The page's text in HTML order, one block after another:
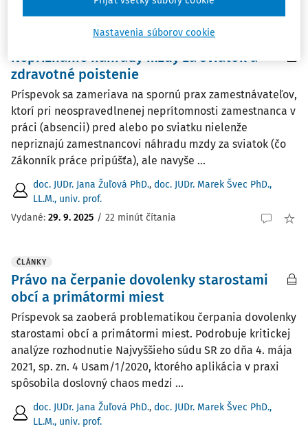
Nepriznanie náhrady mzdy za sviatok a
zdravotné poistenie
Príspevok sa zameriava na spornú prax zamestnávateľov,
ktorí pri neospravedlnenej neprítomnosti zamestnanca v
práci (absencii) pred alebo po sviatku nielenže
nepriznajú zamestnancovi náhradu mzdy za sviatok (čo
Zákonník práce pripúšťa), ale navyše ...
doc. JUDr. Jana Žuľová PhD., doc. JUDr. Marek Švec PhD.,
LL.M., univ. prof.
Vydané: 29. 9. 2025 / 22 minút čítania
ČLÁNKY
Právo na čerpanie dovolenky starostami
obcí a primátormi miest
Príspevok sa zaoberá problematikou čerpania dovolenky
starostami obcí a primátormi miest. Podrobuje kritickej
analýze rozhodnutie Najvyššieho súdu SR zo dňa 4. mája
2021, sp. zn. 4 Usam/1/2020, ktorého aplikácia v praxi
spôsobila doslovný chaos medzi ...
doc. JUDr. Jana Žuľová PhD., doc. JUDr. Marek Švec PhD.,
LL.M., univ. prof.
Nastavenia súborov cookie